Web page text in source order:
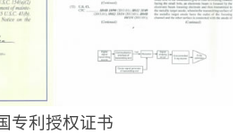
专利授权证书